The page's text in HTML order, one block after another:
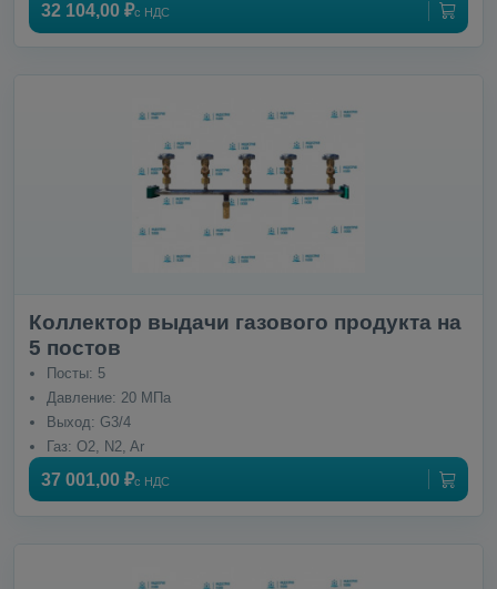
32 104,00 ₽с НДС
Коллектор выдачи газового продукта на
5 постов
Посты: 5
Давление: 20 МПа
Выход: G3/4
Газ: O2, N2, Ar
37 001,00 ₽с НДС